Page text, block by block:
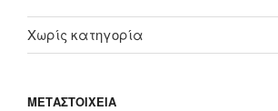
Χωρίς κατηγορία
ΜΕΤΑΣΤΟΙΧΕΊΑ